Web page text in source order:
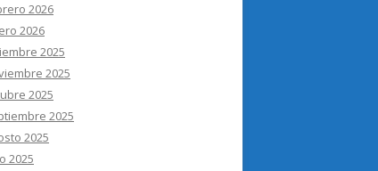
2026
2026
2025
2025
2025
2025
2025
2025